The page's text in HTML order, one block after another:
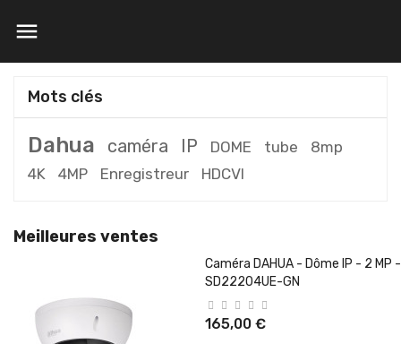

Mots clés
Dahua caméra IP DOME tube
8mp
4K
4MP Enregistreur HDCVI
Meilleures ventes
Caméra DAHUA - Dôme IP - 2 MP -
SD22204UE-GN
165,00 €